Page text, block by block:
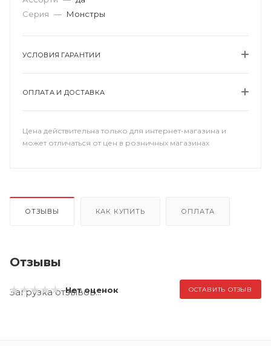
Серия — Монстры
УСЛОВИЯ ГАРАНТИИ
ОПЛАТА И ДОСТАВКА
Цена действительна только для интернет-магазина и
может отличаться от цен в розничных магазинах
ОТЗЫВЫ КАК КУПИТЬ ОПЛАТА
Отзывы
Нет оценок ОСТАВИТЬ ОТЗЫВ
Загрузка отзывов...